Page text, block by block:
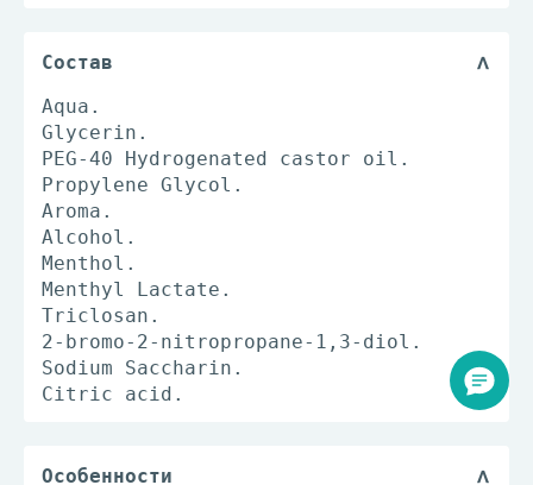
Состав
Aqua.
Glycerin.
PEG-40 Hydrogenated castor oil.
Propylene Glycol.
Aroma.
Alcohol.
Menthol.
Menthyl Lactate.
Triclosan.
2-bromo-2-nitropropane-1,3-diol.
Sodium Saccharin.
Citric acid.
Особенности